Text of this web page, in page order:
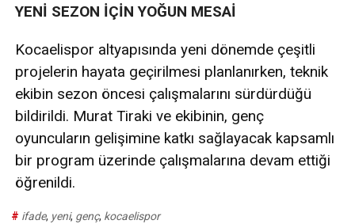
YENİ SEZON İÇİN YOĞUN MESAİ
Kocaelispor altyapısında yeni dönemde çeşitli
projelerin hayata geçirilmesi planlanırken, teknik
ekibin sezon öncesi çalışmalarını sürdürdüğü
bildirildi. Murat Tiraki ve ekibinin, genç
oyuncuların gelişimine katkı sağlayacak kapsamlı
bir program üzerinde çalışmalarına devam ettiği
öğrenildi.
# ifade, yeni, genç, kocaelispor